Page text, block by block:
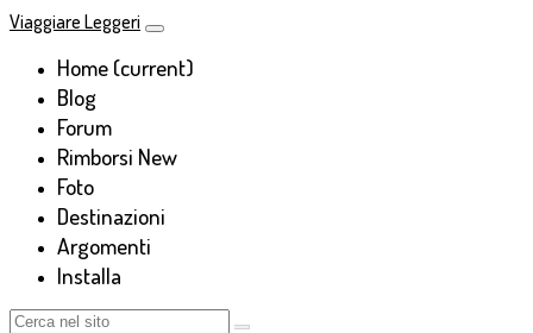
Viaggiare Leggeri
Home (current)
Blog
Forum
Rimborsi New
Foto
Destinazioni
Argomenti
Installa